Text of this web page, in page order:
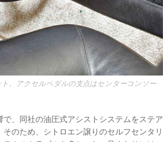
。アクセルペダルの支点はセンターコンソー
、同社の油圧式アシストシステムをステア
のため、シトロエン譲りのセルフセンタリ